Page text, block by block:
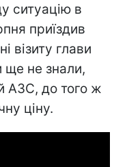
ситуацію в
приїздив
візиту глави
ще не знали,
АЗС, до того ж
ціну.